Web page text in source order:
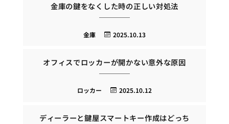
金庫の鍵をなくした時の正しい対処法
2025.10.13
金庫
オフィスでロッカーが開かない意外な原因
2025.10.12
ロッカー
ディーラーと鍵屋スマートキー作成はどっち